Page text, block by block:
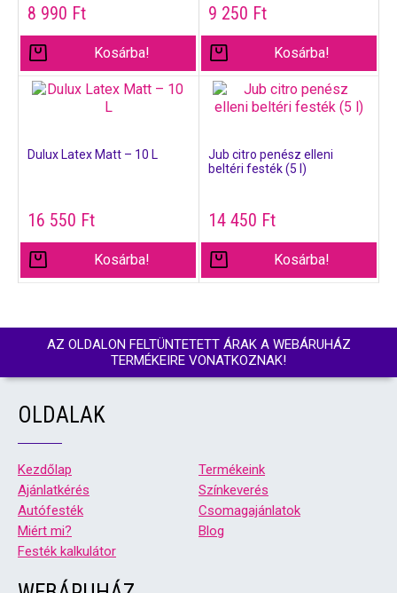
8 990 Ft
Kosárba!
9 250 Ft
Kosárba!
Dulux Latex Matt – 10 L
16 550 Ft
Kosárba!
Jub citro penész elleni
beltéri festék (5 l)
14 450 Ft
Kosárba!
AZ OLDALON FELTÜNTETETT ÁRAK A WEBÁRUHÁZ
TERMÉKEIRE VONATKOZNAK!
OLDALAK
Kezdőlap
Termékeink
Ajánlatkérés
Színkeverés
Autófesték
Csomagajánlatok
Miért mi?
Blog
Festék kalkulátor